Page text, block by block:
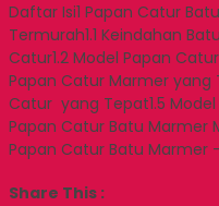
Daftar Isi1 Papan Catur
Termurah1.1 Keindahan
Catur1.2 Model Papan
Papan Catur Marmer yang
Catur yang Tepat1.5
Papan Catur Batu Marmer
Papan Catur Batu Marmer
Share This :